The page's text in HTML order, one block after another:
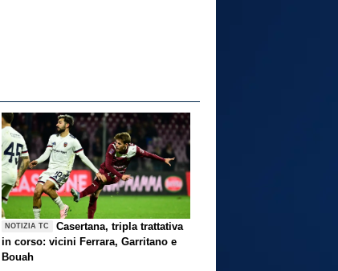
NOTIZIA TC
Casertana, tripla trattativa
in corso: vicini Ferrara, Garritano e
Bouah